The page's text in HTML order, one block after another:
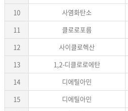
10
사염화탄소
11
클로로포름
12
사이클로헥산
13
1,2-디클로로에탄
14
디에틸아민
15
디에틸아민